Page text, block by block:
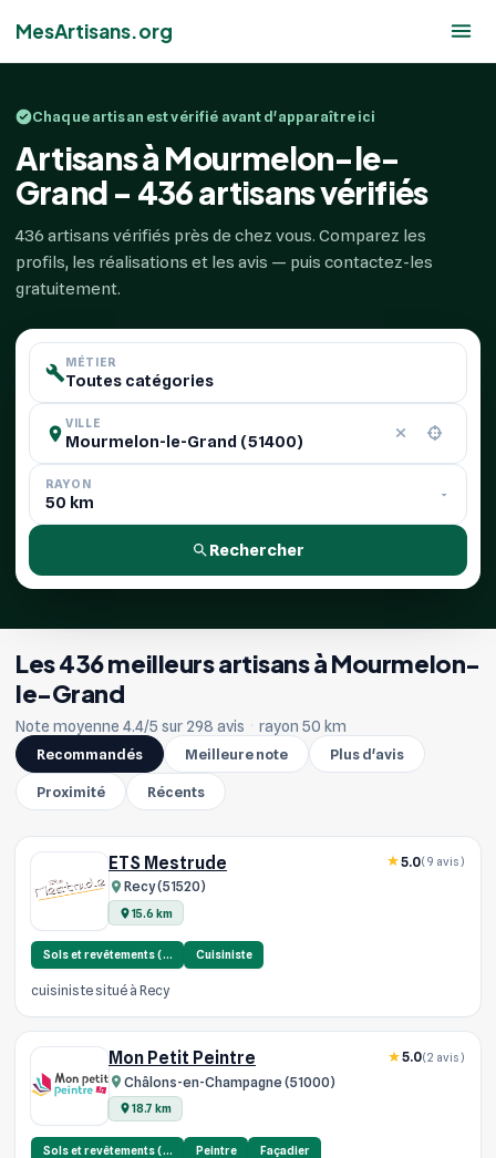
MesArtisans.org
Chaque artisan est vérifié avant d'apparaître ici
Artisans à Mourmelon-le-
Grand - 436 artisans vérifiés
436 artisans vérifiés près de chez vous. Comparez les
profils, les réalisations et les avis — puis contactez-les
gratuitement.
MÉTIER
VILLE
RAYON
Rechercher
Les 436 meilleurs artisans à Mourmelon-
le-Grand
Note moyenne 4.4/5 sur 298 avis · rayon 50 km
Recommandés
Meilleure note Plus d'avis
Proximité Récents
ETS Mestrude
Recy (51520)
15.6 km
5.0(9 avis)
Sols et revêtements (… Cuisiniste
cuisiniste situé à Recy
Mon Petit Peintre
Châlons-en-Champagne (51000)
18.7 km
5.0(2 avis)
Sols et revêtements (… Peintre Façadier